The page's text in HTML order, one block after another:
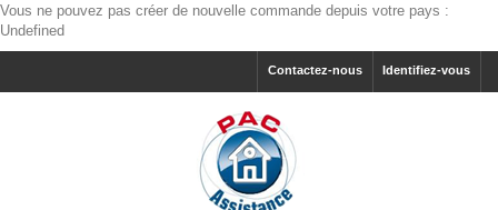
Vous ne pouvez pas créer de nouvelle commande depuis votre pays :
Undefined
Identifiez-vous
Contactez-nous